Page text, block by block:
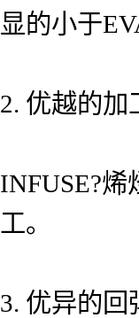
显的小于
2. 优越的加
INFUSE?
工。
3. 优异的回